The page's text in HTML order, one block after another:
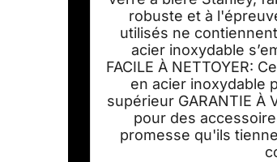
robuste et à
utilisés ne
acier inoxydable
FACILE À NETTOYER:
en acier inoxydable
supérieur GARANTIE À
pour des
promesse qu'ils